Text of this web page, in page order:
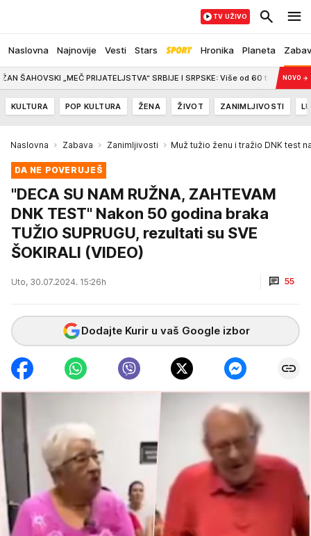
Naslovna Najnovije Vesti Stars Hronika Planeta
TV UŽIVO
„MEČ PRIJATELJSTVA“ SRBIJE I SRPSKE: Više od 60 takmičara naNOVO →
KULTURA POP KULTURA ŽENA ŽIVOT ZANIMLJIVOSTI
Naslovna Zabava Zanimljivosti Muž tužio ženu i tražio DNK test
DA NE POVERUJEŠ
"DECA SU NAM RUŽNA, ZAHTEVAM
DNK TEST" Nakon 50 godina braka
TUŽIO SUPRUGU, rezultati su SVE
ŠOKIRALI (VIDEO)
Uto, 30.07.2024. 15:26h 55
Dodajte Kurir u vaš Google izbor